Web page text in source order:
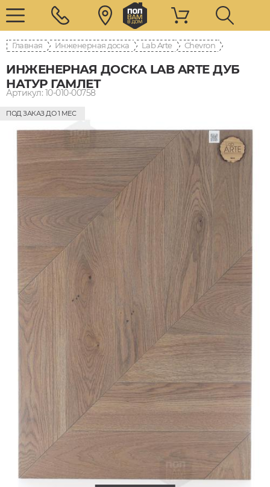
Главная Инженерная доска Lab Arte Chevron
ИНЖЕНЕРНАЯ ДОСКА LAB ARTE ДУБ
НАТУР ГАМЛЕТ
Артикул: 10-010-00758
ПОД ЗАКАЗ ДО 1 МЕС